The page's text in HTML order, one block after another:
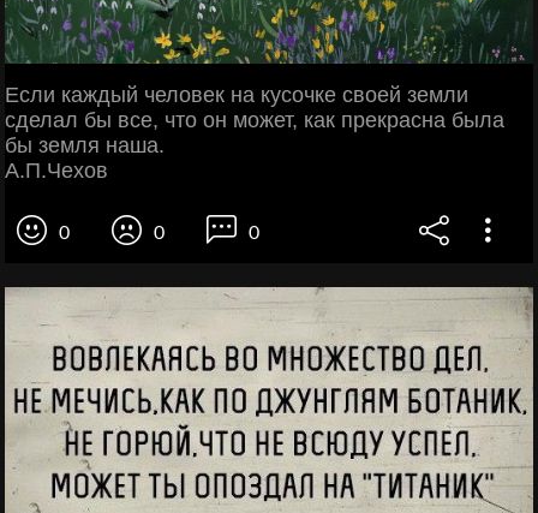
Если каждый человек на кусочке своей земли
сделал бы все, что он может, как прекрасна была
бы земля наша.
А.П.Чехов
0 0 0